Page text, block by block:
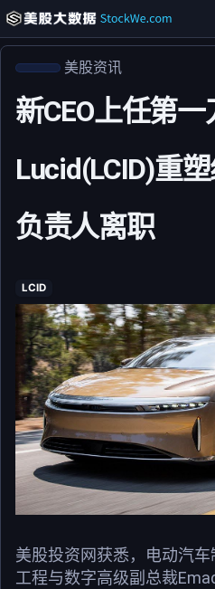
美股资讯
新CEO上任第一
Lucid(LCID)重
负责人离职
LCID
美股投资网获悉，电动汽车
工程与数字高级副总裁